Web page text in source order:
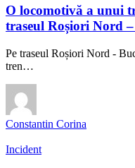
O locomotivă a unui
traseul Roșiori Nord
Pe traseul Roșiori Nord -
tren…
Constantin Corina
Incident